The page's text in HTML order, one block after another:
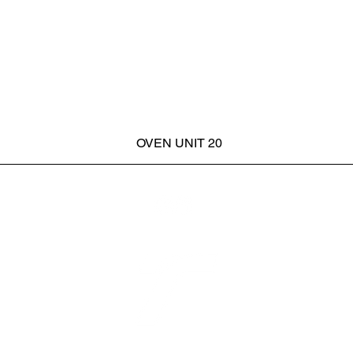
Vista rapida
OVEN UNIT 20